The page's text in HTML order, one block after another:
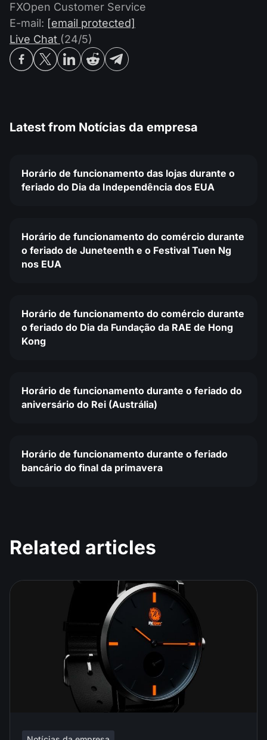
FXOpen Customer Service
E-mail: [email protected]
Live Chat (24/5)
Latest from Notícias da empresa
Horário de funcionamento das lojas durante o
feriado do Dia da Independência dos EUA
Horário de funcionamento do comércio durante
o feriado de Juneteenth e o Festival Tuen Ng
nos EUA
Horário de funcionamento do comércio durante
o feriado do Dia da Fundação da RAE de Hong
Kong
Horário de funcionamento durante o feriado do
aniversário do Rei (Austrália)
Horário de funcionamento durante o feriado
bancário do final da primavera
Related articles